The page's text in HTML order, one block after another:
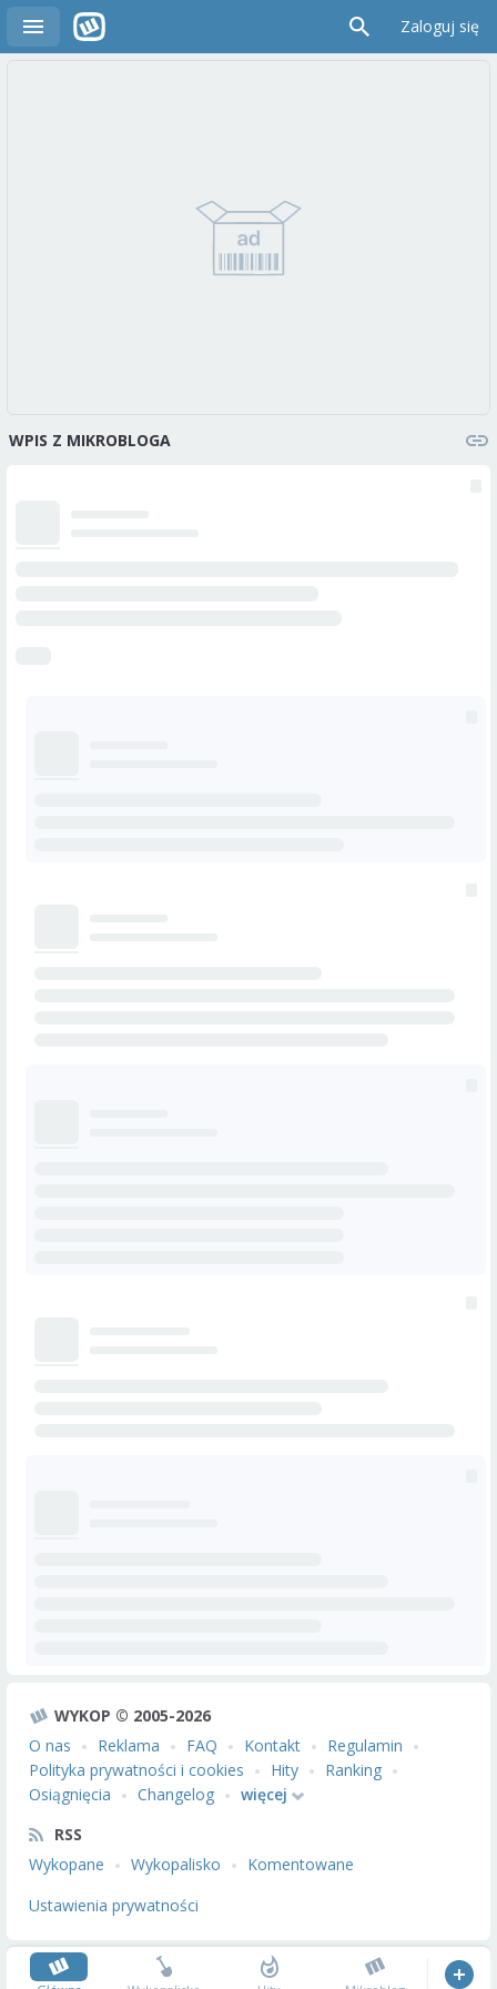
Zaloguj się
WPIS Z MIKROBLOGA
WYKOP © 2005-2026
O nas
Reklama FAQ Kontakt
Regulamin
Polityka prywatności i cookies
Hity
Ranking
Osiągnięcia
Changelog
więcej
RSS
Wykopane
Wykopalisko
Komentowane
Ustawienia prywatności